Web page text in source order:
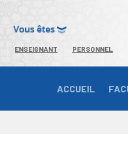
ENSEIGNANT PERSONNEL
ACCUEIL